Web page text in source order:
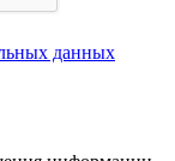
данных